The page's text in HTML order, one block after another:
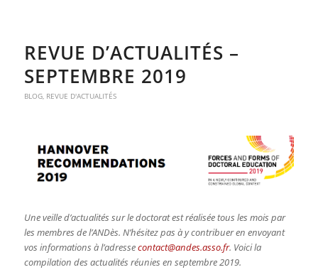
REVUE D’ACTUALITÉS –
SEPTEMBRE 2019
BLOG, REVUE D'ACTUALITÉS
Une veille d’actualités sur le doctorat est réalisée tous les mois par
les membres de l’ANDès. N’hésitez pas à y contribuer en envoyant
vos informations à l’adressecontact@andes.asso.fr. Voici la
compilation des actualités réunies en septembre 2019.